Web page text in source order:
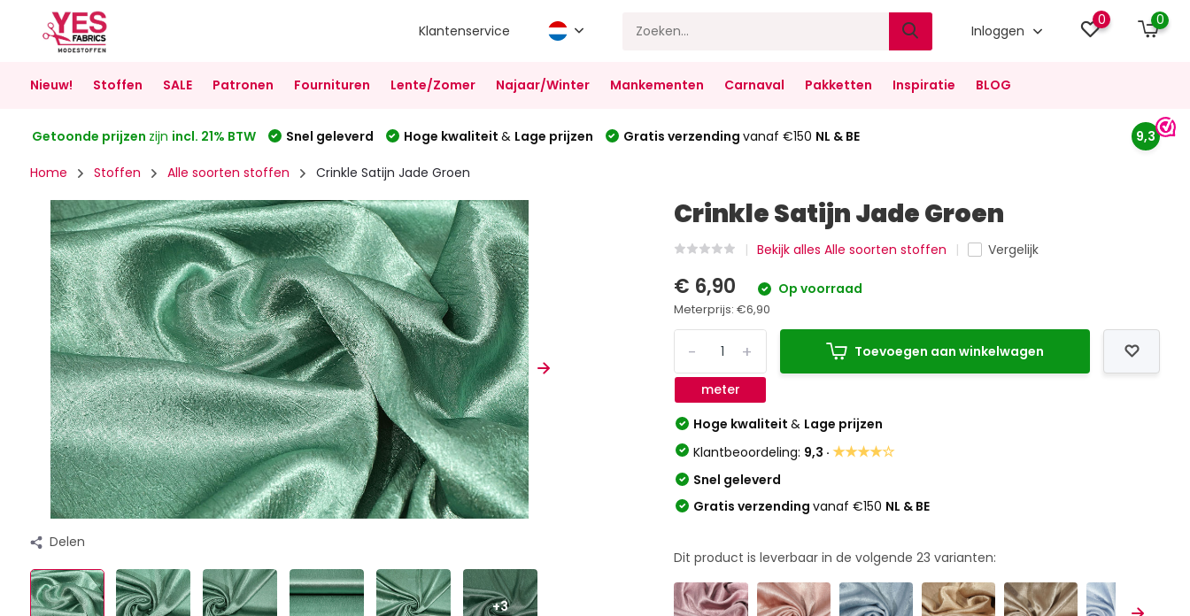
Klantenservice Inloggen
0 0
Nieuw! Stoffen SALE Patronen Fournituren Lente/Zomer Najaar/Winter Mankementen Carnaval Pakketten Inspiratie BLOG
Getoonde prijzen zijn incl. 21% BTW Snel geleverd Hoge kwaliteit & Lage prijzen Gratis verzending vanaf €150 NL & BE 9,3
Home Stoffen Alle soorten stoffen Crinkle Satijn Jade Groen
Delen
+3
Crinkle Satijn Jade Groen
Bekijk alles Alle soorten stoffen Vergelijk
€ 6,90 Op voorraad
Meterprijs:€6,90
+
-
meter
Toevoegen aan winkelwagen
Hoge kwaliteit& Lage prijzen
Klantbeoordeling: 9,3 ·★★★★☆
Snel geleverd
Gratis verzendingvanaf €150 NL & BE
Dit product is leverbaar in de volgende23 varianten: